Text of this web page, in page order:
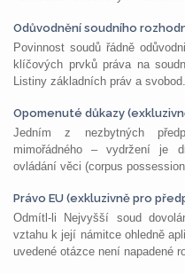
Odůvodnění soudního
Povinnost soudů řádně
klíčových prvků práva na
Listiny základních práv a
Opomenuté důkazy
Jedním z nezbytných
mimořádného – vydržení je
ovládání věci (corpus
Právo EU (exkluzivně pro
Odmítl-li Nejvyšší soud
vztahu k její námitce ohledně
uvedené otázce není napadené